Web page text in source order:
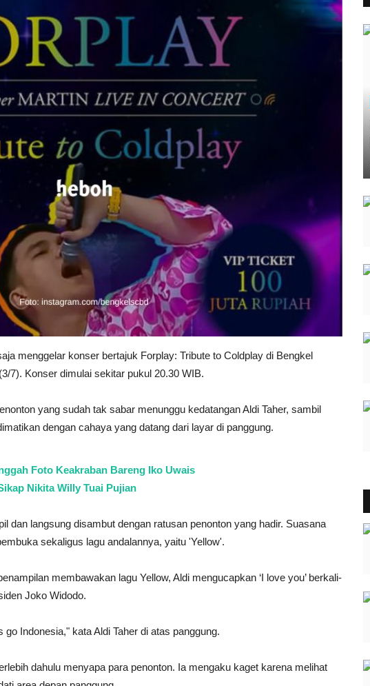
menggelar konser bertajuk Forplay: Tribute to Coldplay di Bengkel
7). Konser dimulai sekitar pukul 20.30 WIB.
yang sudah tak sabar menunggu kedatangan Aldi Taher, sambil
dengan cahaya yang datang dari layar di panggung.
Foto Keakraban Bareng Iko Uwais
Nikita Willy Tuai Pujian
dan langsung disambut dengan ratusan penonton yang hadir. Suasana
sekaligus lagu andalannya, yaitu 'Yellow'.
membawakan lagu Yellow, Aldi mengucapkan ‘I love you’ berkali-
Joko Widodo.
Indonesia," kata Aldi Taher di atas panggung.
dahulu menyapa para penonton. Ia mengaku kaget karena melihat